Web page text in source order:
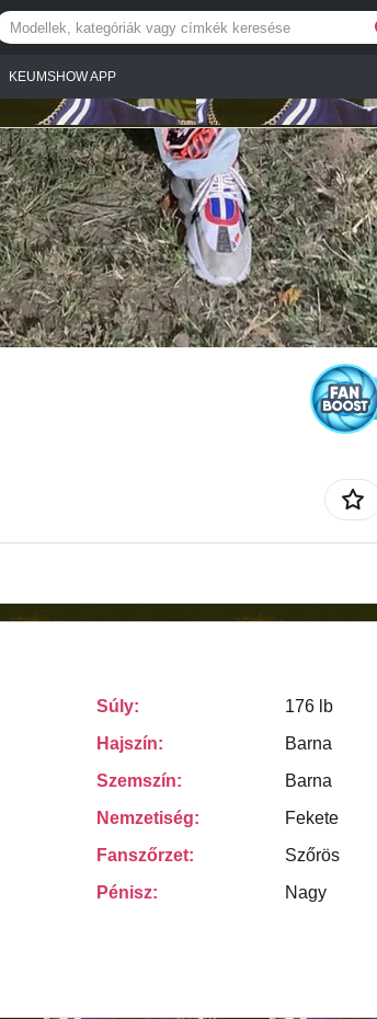
KEUMSHOW APP
Súly:
176 lb
Hajszín:
Barna
Szemszín:
Barna
Nemzetiség:
Fekete
Fanszőrzet:
Szőrös
Pénisz:
Nagy